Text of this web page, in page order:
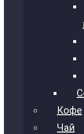
Кофе
Чай